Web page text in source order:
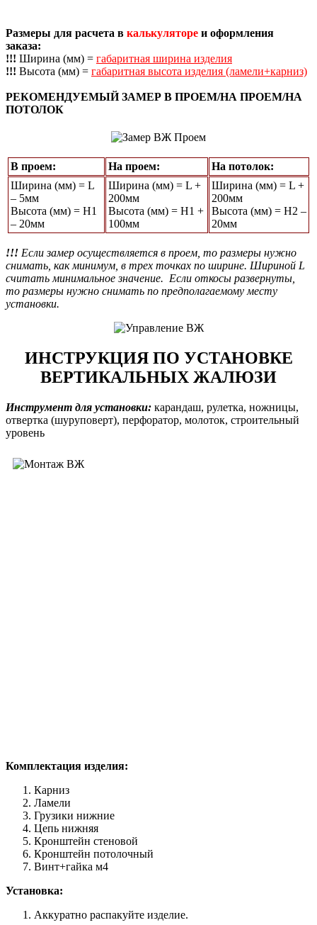
Размеры для расчета в калькуляторе и оформления
заказа:
!!! Ширина (мм) = габаритная ширина изделия
!!! Высота (мм) = габаритная высота изделия (ламели+карниз)
РЕКОМЕНДУЕМЫЙ ЗАМЕР В ПРОЕМ/НА ПРОЕМ/НА
ПОТОЛОК
В проем: На проем:
На потолок:
Ширина (мм) = L
– 5мм
Высота (мм) = Н1
– 20мм
Ширина (мм) = L +
200мм
Высота (мм) = Н1 +
100мм
Ширина (мм) = L +
200мм
Высота (мм) = Н2 –
20мм
!!! Если замер осуществляется в проем, то размеры нужно
снимать, как минимум, в трех точках по ширине. Шириной L
считать минимальное значение. Если откосы развернуты,
то размеры нужно снимать по предполагаемому месту
установки.
ИНСТРУКЦИЯ ПО УСТАНОВКЕ
ВЕРТИКАЛЬНЫХ ЖАЛЮЗИ
Инструмент для установки: карандаш, рулетка, ножницы,
отвертка (шуруповерт), перфоратор, молоток, строительный
уровень
Комплектация изделия:
Карниз
Ламели
Грузики нижние
Цепь нижняя
Кронштейн стеновой
Кронштейн потолочный
Винт+гайка м4
Установка:
Аккуратно распакуйте изделие.